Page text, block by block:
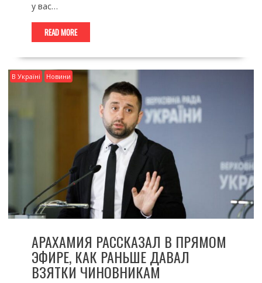
у вас…
READ MORE
В Україні Новини
АРАХАМИЯ РАССКАЗАЛ В ПРЯМОМ
ЭФИРЕ, КАК РАНЬШЕ ДАВАЛ
ВЗЯТКИ ЧИНОВНИКАМ